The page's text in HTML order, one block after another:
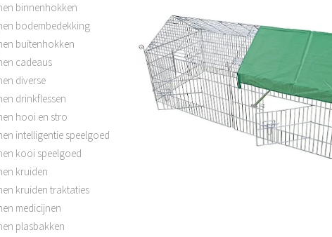
binnenhokken
bodembedekking
buitenhokken
cadeaus
diverse
drinkflessen
hooi en stro
intelligentie speelgoed
kooi speelgoed
kruiden
kruiden traktaties
medicijnen
plasbakken